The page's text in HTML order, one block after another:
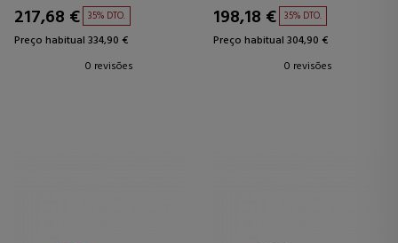
217,68 € 35% DTO.
Preço habitual 334,90 €
0 revisões
198,18 € 35% DTO.
Preço habitual 304,90 €
0 revisões